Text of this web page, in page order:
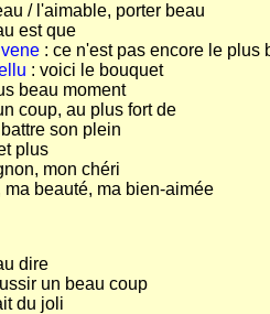
/ l'aimable, porter beau
est que
: ce n'est pas encore le plus
: voici le bouquet
beau moment
coup, au plus fort de
battre son plein
plus
mon chéri
ma beauté, ma bien-aimée
dire
un beau coup
du joli